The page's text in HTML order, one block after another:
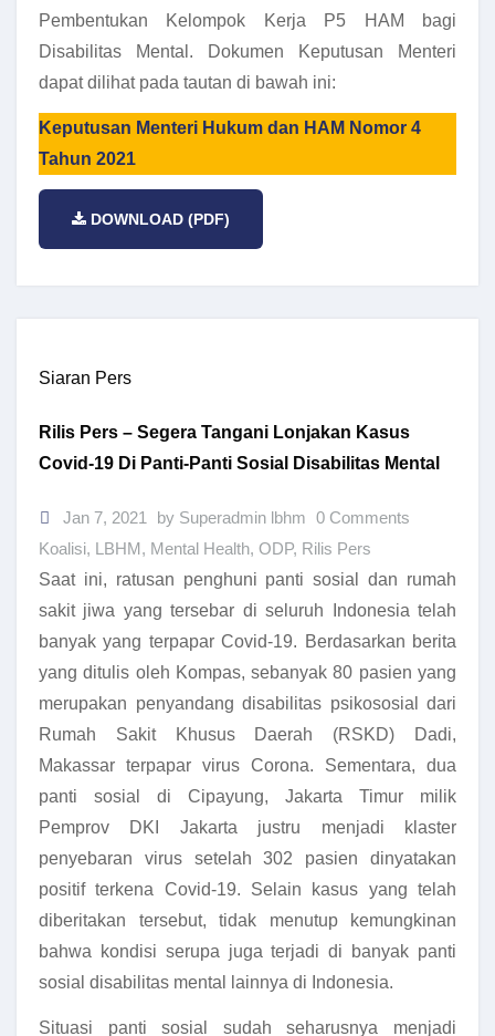
Pembentukan Kelompok Kerja P5 HAM bagi
Disabilitas Mental. Dokumen Keputusan Menteri
dapat dilihat pada tautan di bawah ini:
Keputusan Menteri Hukum dan HAM Nomor 4
Tahun 2021
DOWNLOAD (PDF)
Siaran Pers
Rilis Pers – Segera Tangani Lonjakan Kasus
Covid-19 Di Panti-Panti Sosial Disabilitas Mental
Jan 7, 2021 by Superadmin lbhm 0 Comments
Koalisi, LBHM, Mental Health, ODP, Rilis Pers
Saat ini, ratusan penghuni panti sosial dan rumah
sakit jiwa yang tersebar di seluruh Indonesia telah
banyak yang terpapar Covid-19. Berdasarkan berita
yang ditulis oleh Kompas, sebanyak 80 pasien yang
merupakan penyandang disabilitas psikososial dari
Rumah Sakit Khusus Daerah (RSKD) Dadi,
Makassar terpapar virus Corona. Sementara, dua
panti sosial di Cipayung, Jakarta Timur milik
Pemprov DKI Jakarta justru menjadi klaster
penyebaran virus setelah 302 pasien dinyatakan
positif terkena Covid-19. Selain kasus yang telah
diberitakan tersebut, tidak menutup kemungkinan
bahwa kondisi serupa juga terjadi di banyak panti
sosial disabilitas mental lainnya di Indonesia.
Situasi panti sosial sudah seharusnya menjadi